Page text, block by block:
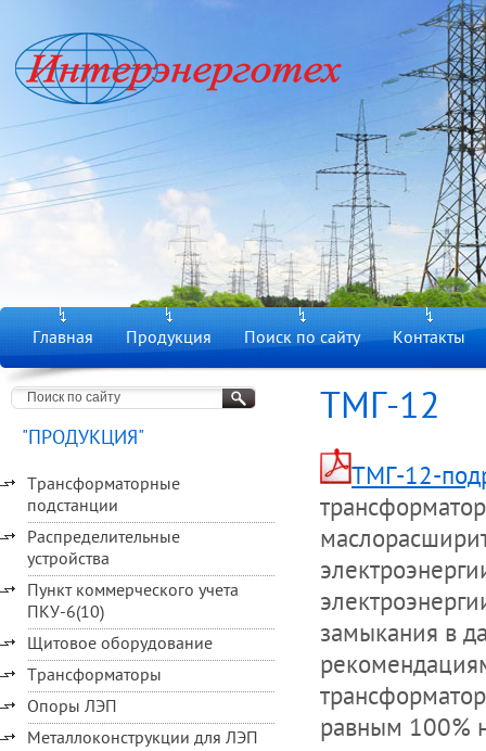
Главная Продукция Поиск по сайту Контакты
ТМГ-12
ТМГ-12-
замыкания в
равным 100%
"ПРОДУКЦИЯ"
Трансформаторные
подстанции
Распределительные
устройства
Пункт коммерческого учета
ПКУ-6(10)
Щитовое оборудование
Трансформаторы
Опоры ЛЭП
Металлоконструкции для ЛЭП